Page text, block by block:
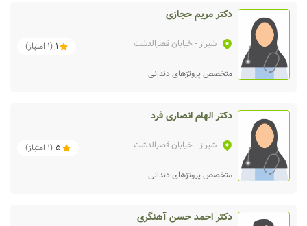
دکتر مریم حجازی
شیراز - خیابان قصرالدشت 1
(
1 امتیاز)
متخصص پروتزهای دندانی
دکتر الهام انصاری فرد
شیراز - خیابان قصرالدشت 5
(
1 امتیاز)
متخصص پروتزهای دندانی
دکتر احمد حسن آهنگری